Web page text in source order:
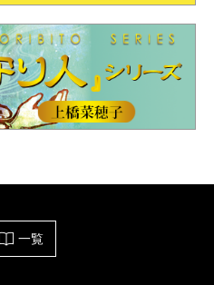
一覧